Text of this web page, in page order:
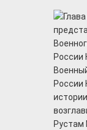
России
Рустам